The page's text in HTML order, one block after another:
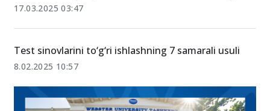
17.03.2025 03:47
Test sinovlarini to‘g‘ri ishlashning 7 samarali usuli
8.02.2025 10:57